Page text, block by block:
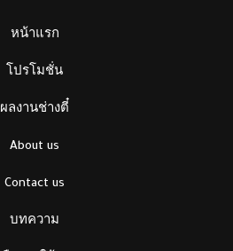
หน้าแรก
โปรโมชั่น
ผลงานช่างตี๋
About us
Contact us
บทความ